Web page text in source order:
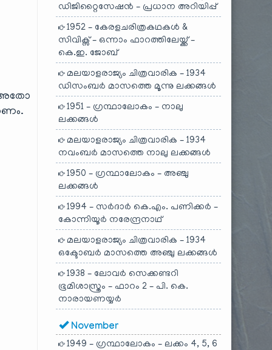
അതോ
ഡിജിറ്റൈസേഷൻ – പ്രധാന അറിയിപ്പ്
1952 – കേരളചരിത്രകഥകൾ &
സിവിക്സ് – ഒന്നാം ഫാറത്തിലേയ്ക്ക് –
കെ.ഇ. ജോബ്
മലയാളരാജ്യം ചിത്രവാരിക – 1934
ഡിസംബർ മാസത്തെ മൂന്നു ലക്കങ്ങൾ
1951 – ഗ്രന്ഥാലോകം – നാലു
ലക്കങ്ങൾ
മലയാളരാജ്യം ചിത്രവാരിക – 1934
നവംബർ മാസത്തെ നാലു ലക്കങ്ങൾ
1950 – ഗ്രന്ഥാലോകം – അഞ്ചു
ലക്കങ്ങൾ
1994 – സർദാർ കെ.എം. പണിക്കർ –
കോന്നിയൂർ നരേന്ദ്രനാഥ്
മലയാളരാജ്യം ചിത്രവാരിക – 1934
ഒക്ടോബർ മാസത്തെ അഞ്ചു ലക്കങ്ങൾ
1938 – ലോവർ സെക്കണ്ടറി
ഭൂമിശാസ്ത്രം – ഫാറം 2 – പി. കെ.
നാരായണയ്യർ
November
1949 – ഗ്രന്ഥാലോകം – ലക്കം 4, 5, 6